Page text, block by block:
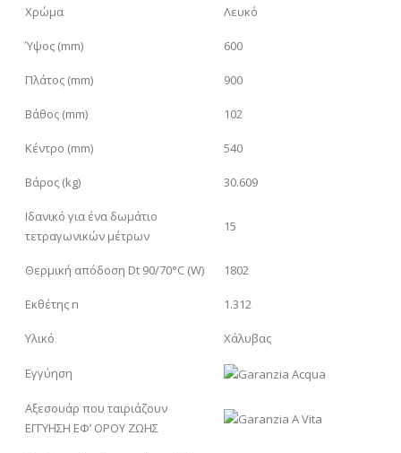
Χρώμα Λευκό
Ύψος (mm) 600
Πλάτος (mm) 900
Βάθος (mm) 102
Κέντρο (mm) 540
Βάρος (kg) 30.609
Ιδανικό για ένα δωμάτιο
τετραγωνικών μέτρων
15
Θερμική απόδοση Dt 90/70°C (W) 1802
Εκθέτης n 1.312
Υλικό Χάλυβας
Εγγύηση
Αξεσουάρ που ταιριάζουν
ΕΓΓΥΗΣΗ ΕΦ’ ΟΡΟΥ ΖΩΗΣ